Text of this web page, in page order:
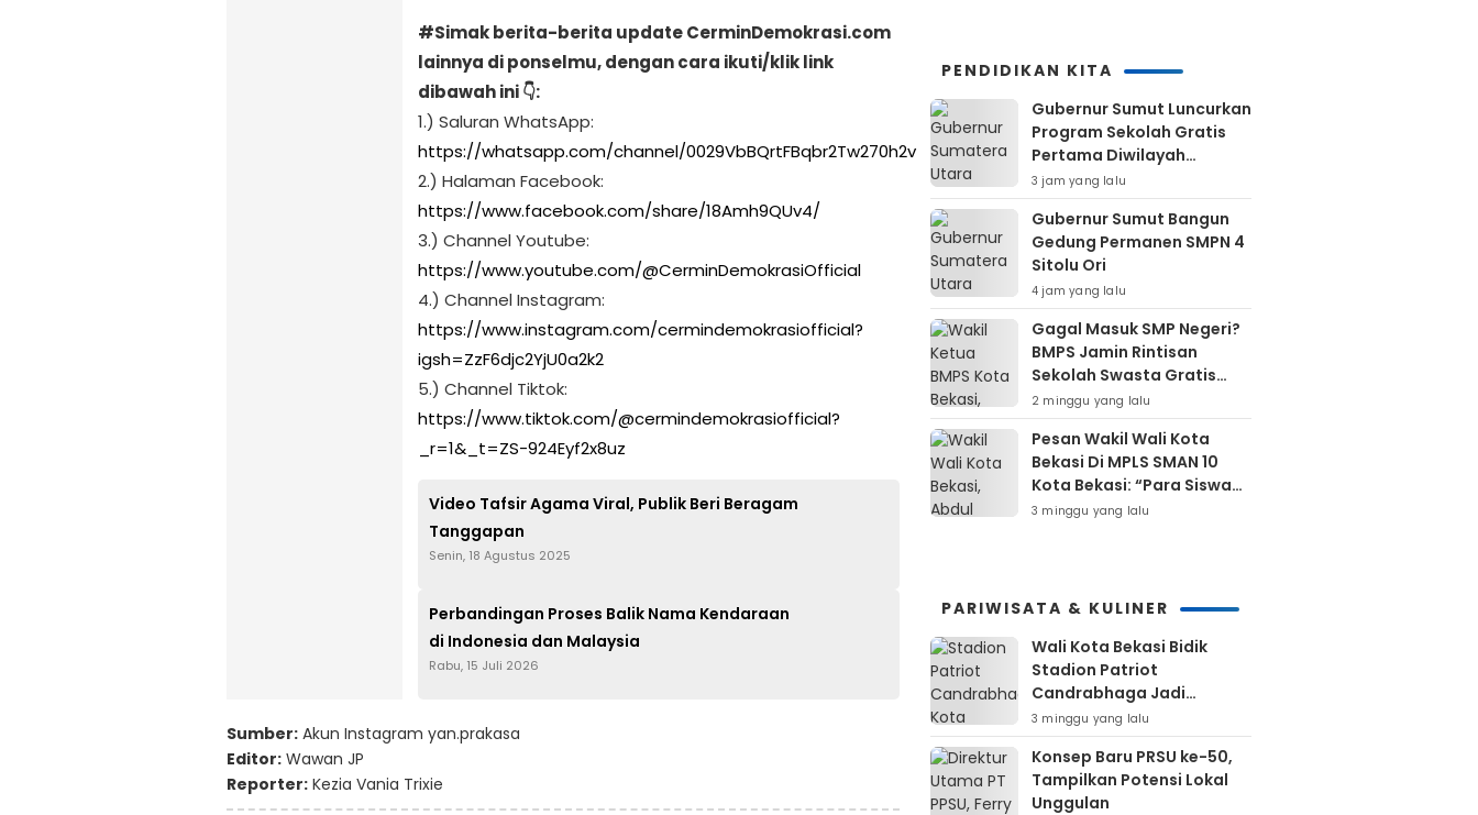
#Simak berita-berita update CerminDemokrasi.com
lainnya di ponselmu, dengan cara ikuti/klik link
dibawah ini 👇:
1.) Saluran WhatsApp:
https://whatsapp.com/channel/0029VbBQrtFBqbr2Tw270h2v
2.) Halaman Facebook:
https://www.facebook.com/share/18Amh9QUv4/
3.) Channel Youtube:
https://www.youtube.com/@CerminDemokrasiOfficial
4.) Channel Instagram:
https://www.instagram.com/cermindemokrasiofficial?
igsh=ZzF6djc2YjU0a2k2
5.) Channel Tiktok:
https://www.tiktok.com/@cermindemokrasiofficial?
_r=1&_t=ZS-924Eyf2x8uz
Video Tafsir Agama Viral, Publik Beri Beragam
Tanggapan
Senin, 18 Agustus 2025
Perbandingan Proses Balik Nama Kendaraan
di Indonesia dan Malaysia
Rabu, 15 Juli 2026
Sumber: Akun Instagram yan.prakasa
Editor: Wawan JP
Reporter: Kezia Vania Trixie
PENDIDIKAN KITA
Gubernur Sumut Luncurkan
Program Sekolah Gratis
Pertama Diwilayah
Kepulauan Nias
3 jam yang lalu
Gubernur Sumut Bangun
Gedung Permanen SMPN 4
Sitolu Ori
4 jam yang lalu
Gagal Masuk SMP Negeri?
BMPS Jamin Rintisan
Sekolah Swasta Gratis
Untuk Masyarakat Kota
Bekasi
2 minggu yang lalu
Pesan Wakil Wali Kota
Bekasi Di MPLS SMAN 10
Kota Bekasi: “Para Siswa
Hindari Perilaku Yang
3 minggu yang lalu
PARIWISATA & KULINER
Wali Kota Bekasi Bidik
Stadion Patriot
Candrabhaga Jadi
Kawasan Sport City Dan
Sport Tourism
3 minggu yang lalu
Konsep Baru PRSU ke-50,
Tampilkan Potensi Lokal
Unggulan